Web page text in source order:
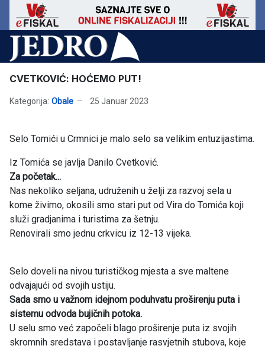
CVETKOVIĆ: HOĆEMO PUT!
Kategorija: Obale 25 Januar 2023
Selo Tomići u Crmnici je malo selo sa velikim entuzijastima.
Iz Tomića se javlja Danilo Cvetković.
Za početak...
Nas nekoliko seljana, udruženih u želji za razvoj sela u
kome živimo, okosili smo stari put od Vira do Tomića koji
služi gradjanima i turistima za šetnju.
Renovirali smo jednu crkvicu iz 12-13 vijeka.
Selo doveli na nivou turističkog mjesta a sve maltene
odvajajući od svojih ustiju.
Sada smo u važnom idejnom poduhvatu proširenju puta i
sistemu odvoda bujičnih potoka.
U selu smo već započeli blago proširenje puta iz svojih
skromnih sredstava i postavljanje rasvjetnih stubova, koje